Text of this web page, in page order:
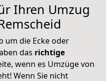
Ihren Umzug
um die Ecke oder
das richtige
wenn es Umzüge von
Wenn Sie nicht